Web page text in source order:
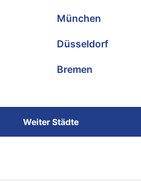
München
Düsseldorf
Bremen
Weiter Städte